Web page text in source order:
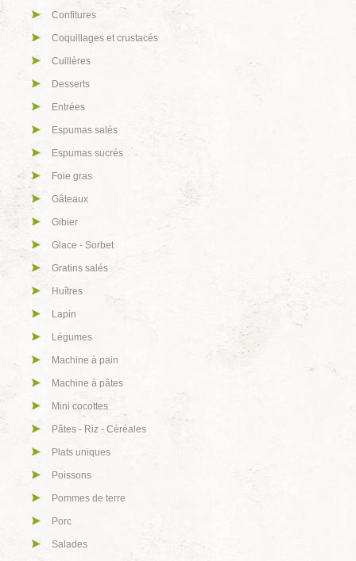
Confitures
Coquillages et crustacés
Cuillères
Desserts
Entrées
Espumas salés
Espumas sucrés
Foie gras
Gâteaux
Gibier
Glace - Sorbet
Gratins salés
Huîtres
Lapin
Légumes
Machine à pain
Machine à pâtes
Mini cocottes
Pâtes - Riz - Céréales
Plats uniques
Poissons
Pommes de terre
Porc
Salades